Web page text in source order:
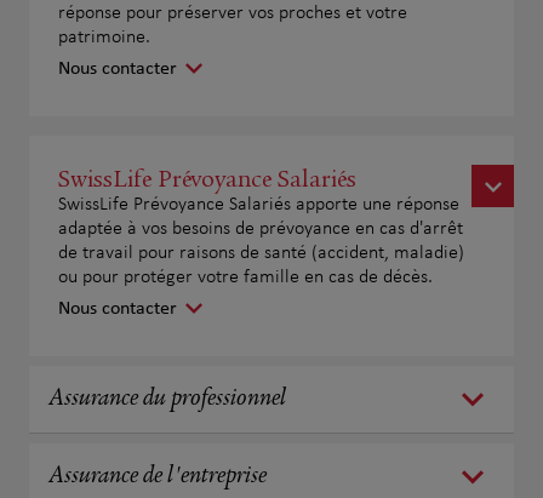
réponse pour préserver vos proches et votre
patrimoine.
Nous contacter
SwissLife Prévoyance Salariés
SwissLife Prévoyance Salariés apporte une réponse
adaptée à vos besoins de prévoyance en cas d'arrêt
de travail pour raisons de santé (accident, maladie)
ou pour protéger votre famille en cas de décès.
Nous contacter
Assurance du professionnel
Assurance de l'entreprise